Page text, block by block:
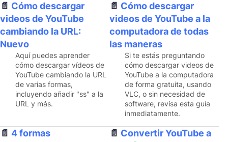
Cómo descargar
videos de YouTube
cambiando la URL:
Nuevo
Aquí puedes aprender
cómo descargar vídeos de
YouTube cambiando la URL
de varias formas,
incluyendo añadir "ss" a la
URL y más.
Cómo descargar
videos de YouTube a la
computadora de todas
las maneras
Si te estás preguntando
cómo descargar videos de
YouTube a la computadora
de forma gratuita, usando
VLC, o sin necesidad de
software, revisa esta guía
inmediatamente.
4 formas
Convertir YouTube a